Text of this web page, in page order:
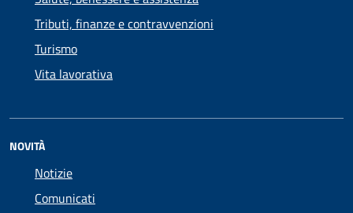
Tributi, finanze e contravvenzioni
Turismo
Vita lavorativa
NOVITÀ
Notizie
Comunicati